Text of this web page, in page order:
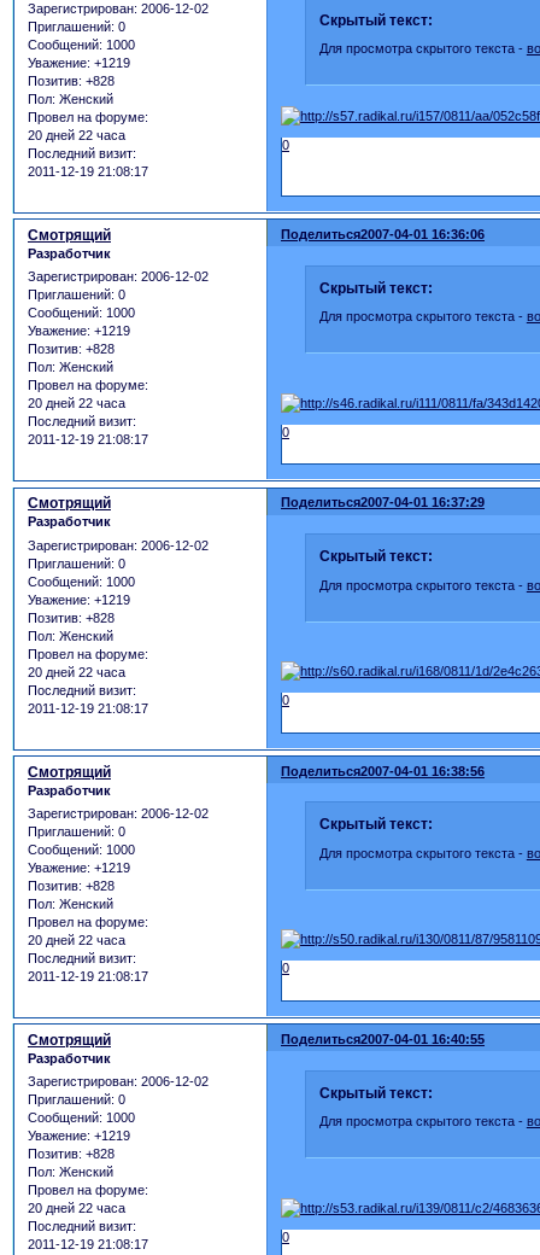
Зарегистрирован: 2006-12-02
Приглашений: 0
Сообщений: 1000
Уважение: +1219
Позитив: +828
Пол: Женский
Провел на форуме:
20 дней 22 часа
Последний визит:
2011-12-19 21:08:17
Скрытый текст:
Для просмотра скрытого текста -
0
Поделиться2007-04-01 16:36:06
Смотрящий
Разработчик
Зарегистрирован: 2006-12-02
Приглашений: 0
Сообщений: 1000
Уважение: +1219
Позитив: +828
Пол: Женский
Провел на форуме:
20 дней 22 часа
Последний визит:
2011-12-19 21:08:17
Скрытый текст:
Для просмотра скрытого текста -
0
Поделиться2007-04-01 16:37:29
Смотрящий
Разработчик
Зарегистрирован: 2006-12-02
Приглашений: 0
Сообщений: 1000
Уважение: +1219
Позитив: +828
Пол: Женский
Провел на форуме:
20 дней 22 часа
Последний визит:
2011-12-19 21:08:17
Скрытый текст:
Для просмотра скрытого текста -
0
Поделиться2007-04-01 16:38:56
Смотрящий
Разработчик
Зарегистрирован: 2006-12-02
Приглашений: 0
Сообщений: 1000
Уважение: +1219
Позитив: +828
Пол: Женский
Провел на форуме:
20 дней 22 часа
Последний визит:
2011-12-19 21:08:17
Скрытый текст:
Для просмотра скрытого текста -
0
Поделиться2007-04-01 16:40:55
Смотрящий
Разработчик
Зарегистрирован: 2006-12-02
Приглашений: 0
Сообщений: 1000
Уважение: +1219
Позитив: +828
Пол: Женский
Провел на форуме:
20 дней 22 часа
Последний визит:
2011-12-19 21:08:17
Скрытый текст:
Для просмотра скрытого текста -
0